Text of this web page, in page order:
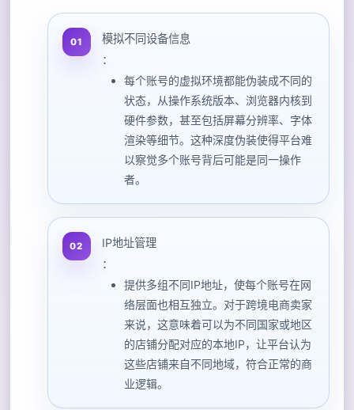
模拟不同设备信息
：
每个账号的虚拟环境都能伪装成不同的
状态，从操作系统版本、浏览器内核到
硬件参数，甚至包括屏幕分辨率、字体
渲染等细节。这种深度伪装使得平台难
以察觉多个账号背后可能是同一操作
者。
IP地址管理
：
提供多组不同IP地址，使每个账号在网
络层面也相互独立。对于跨境电商卖家
来说，这意味着可以为不同国家或地区
的店铺分配对应的本地IP，让平台认为
这些店铺来自不同地域，符合正常的商
业逻辑。